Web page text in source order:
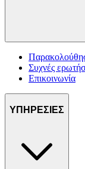
Συχνές
Επικοινωνία
ΥΠΗΡΕΣΙΕΣ